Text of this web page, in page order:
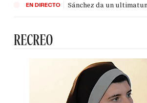
EN DIRECTO Sánchez da un
RECREO